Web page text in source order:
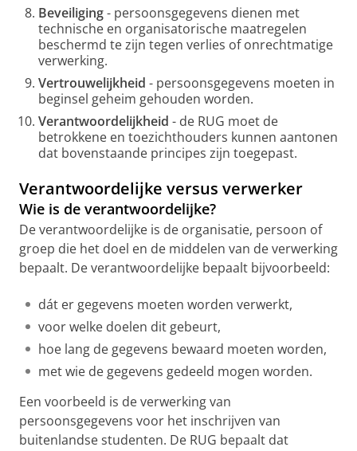
Beveiliging- persoonsgegevens dienen met
technische en organisatorische maatregelen
beschermd te zijn tegen verlies of onrechtmatige
verwerking.
Vertrouwelijkheid - persoonsgegevens moeten in
beginsel geheim gehouden worden.
Verantwoordelijkheid - de RUG moet de
betrokkene en toezichthouders kunnen aantonen
dat bovenstaande principes zijn toegepast.
Verantwoordelijke versus verwerker
Wie is de verantwoordelijke?
De verantwoordelijke is de organisatie, persoon of
groep die het doel en de middelen van de verwerking
bepaalt. De verantwoordelijke bepaalt bijvoorbeeld:
dát er gegevens moeten worden verwerkt,
voor welke doelen dit gebeurt,
hoe lang de gegevens bewaard moeten worden,
met wie de gegevens gedeeld mogen worden.
Een voorbeeld is de verwerking van
persoonsgegevens voor het inschrijven van
buitenlandse studenten. De RUG bepaalt dat